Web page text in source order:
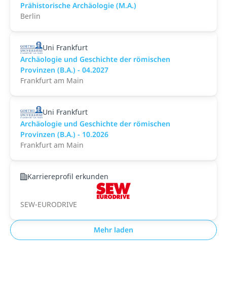
Prähistorische Archäologie (M.A.)
Berlin
Uni Frankfurt
Archäologie und Geschichte der römischen
Provinzen (B.A.) - 04.2027
Frankfurt am Main
Uni Frankfurt
Archäologie und Geschichte der römischen
Provinzen (B.A.) - 10.2026
Frankfurt am Main
Karriereprofil erkunden
SEW-EURODRIVE
Mehr laden